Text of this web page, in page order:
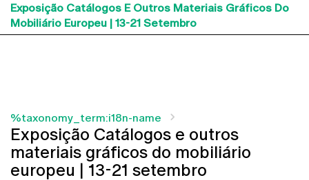
Exposição Catálogos E Outros Materiais Gráficos Do
Mobiliário Europeu | 13-21 Setembro
%taxonomy_term:i18n-name
Exposição Catálogos e outros
materiais gráficos do mobiliário
europeu | 13-21 setembro